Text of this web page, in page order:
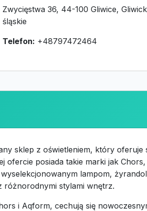
Zwycięstwa 36, 44-100 Gliwice,
śląskie
Telefon: +48797472464
sklep z oświetleniem, który
ofercie posiada takie marki jak
lampom,
różnorodnymi stylami wnętrz.
i Aqform, cechują się